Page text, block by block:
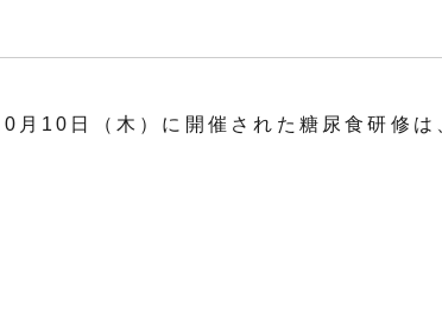
10日（木）に開催された糖尿食研修は